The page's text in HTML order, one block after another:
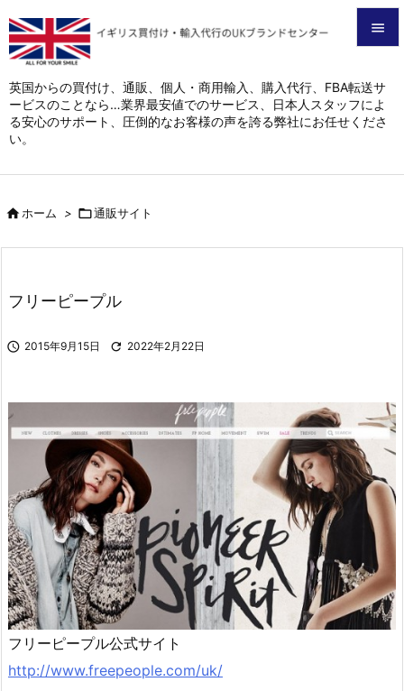
英国からの買付け、通販、個人・商用輸入、購入代行、FBA転送サ
ービスのことなら…業界最安値でのサービス、日本人スタッフによ
る安心のサポート、圧倒的なお客様の声を誇る弊社にお任せくださ
い。

メニュ

サイド
前へ

ホーム > 通販サイト
フリーピープル
 2015年9月15日  2022年2月22日
フリーピープル公式サイト
http://www.freepeople.com/uk/